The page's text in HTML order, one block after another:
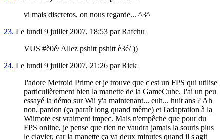
vi mais discretos, on nous regarde... ^3^
23. Le lundi 9 juillet 2007, 18:53 par Rafchu
VUS #è0é/ Allez pshitt pshitt è3é/ ))
24. Le lundi 9 juillet 2007, 21:26 par Rick
J'adore Metroid Prime et je trouve que c'est un FPS qui utilise
particulièrement bien la manette de la GameCube. J'ai un peu
essayé la démo sur Wii y'a maintenant... euh... huit ans ? Ah
non, pardon (ça paraît long quand même) et l'adaptation à la
Wiimote est vraiment impec. Mais n'empêche que pour du
FPS online, je pense que rien ne vaudra jamais la souris plus
le clavier, car la manette ça va deux minutes quand il s'agit